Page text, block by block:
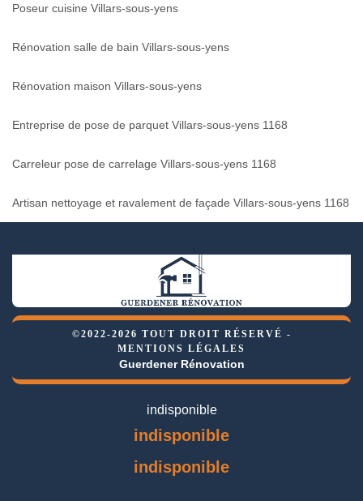
Poseur cuisine Villars-sous-yens
Rénovation salle de bain Villars-sous-yens
Rénovation maison Villars-sous-yens
Entreprise de pose de parquet Villars-sous-yens 1168
Carreleur pose de carrelage Villars-sous-yens 1168
Artisan nettoyage et ravalement de façade Villars-sous-yens 1168
©2022-2026 TOUT DROIT RÉSERVÉ -
MENTIONS LÉGALES
Guerdener Rénovation
indisponible
indisponible
indisponible